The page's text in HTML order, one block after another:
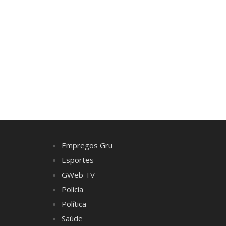
Empregos Gru
Esportes
GWeb TV
Polícia
Política
Saúde